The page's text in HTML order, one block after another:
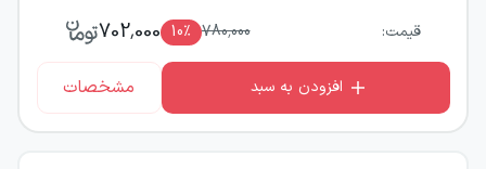
قیمت: 780,000
10٪ 702,000
افزودن به سبد مشخصات